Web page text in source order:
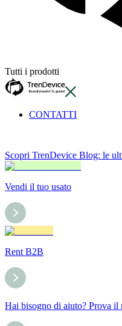
Tutti i prodotti
CONTATTI
Scopri TrenDevice Blog: le
Vendi il tuo usato
Rent B2B
Hai bisogno di aiuto? Prova il